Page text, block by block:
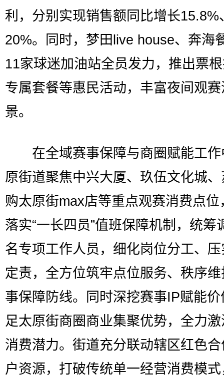
利，分别实现销售额同比增长15.8%
20%。同时，梦田live house、奔海
11家球迷加油站全员发力，推出票
专属套餐等惠民活动，丰富夜间观
景。
在全域赛事保障与商圈赋能工作
原街道聚焦中兴大厦、玖伍文化城
购太原街max店等重点观赛消费点位
落实“一长四员”值班保障机制，统筹
名专项工作人员，细化岗位分工、
定责，全方位筑牢点位服务、秩序
事保障防线。同时深挖赛事IP赋能
足太原街商圈商业集聚优势，全力
消费潜力。街道充分联动辖区红色
户资源，打破传统单一经营消费模